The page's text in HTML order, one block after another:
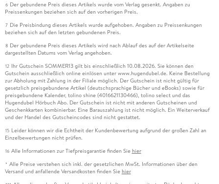
6 Der gebundene Preis dieses Artikels wurde vom Verlag gesenkt. Angaben zu
Preissenkungen beziehen sich auf den vorherigen Preis.
7 Die Preisbindung dieses Artikels wurde aufgehoben. Angaben zu Preissenkungen
beziehen sich auf den letzten gebundenen Preis.
8 Der gebundene Preis dieses Artikels wird nach Ablauf des auf der Artikelseite
dargestellten Datums vom Verlag angehoben.
12 Ihr Gutschein SOMMER13 gilt bis einschließlich 10.08.2026. Sie können den
Gutschein ausschließlich online einlösen unter www.hugendubel.de. Keine Bestellung
zur Abholung mit Zahlung in der Filiale möglich. Der Gutschein ist nicht gültig für
gesetzlich preisgebundene Artikel (deutschsprachige Bücher und eBooks) sowie für
preisgebundene Kalender, tolino shine (4016621130466), tolino select und das
Hugendubel Hörbuch Abo. Der Gutschein ist nicht mit anderen Gutscheinen und
Geschenkkarten kombinierbar. Eine Barauszahlung ist nicht möglich. Ein Weiterverkauf
und der Handel des Gutscheincodes sind nicht gestattet.
15 Leider können wir die Echtheit der Kundenbewertung aufgrund der großen Zahl an
Einzelbewertungen nicht prüfen.
16 Alle Informationen zur Tiefpreisgarantie finden Sie hier
* Alle Preise verstehen sich inkl. der gesetzlichen MwSt. Informationen über den
Versand und anfallende Versandkosten finden Sie hier